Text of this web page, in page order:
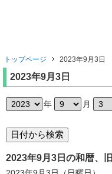
トップページ 2023年9月3日
2023年9月3日
年 月
2023年9月3日の和暦、